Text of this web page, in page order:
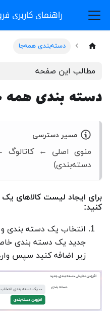
راهنمای کاربری
دسته‌بندی همه‌جا
مطالب این صفحه
دسته بندی همه
مسیر دسترسی
منوی اصلی ←
دسته‌بندی)
برای ایجاد لیست کالاهای
کنید:
انتخاب یک دسته بندی
جدید یک دسته بندی
زیر اضافه کنید سپس